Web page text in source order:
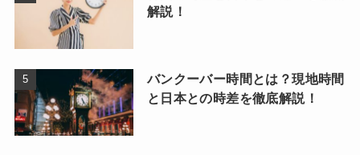
解説！
バンクーバー時間とは？現地時間
と日本との時差を徹底解説！